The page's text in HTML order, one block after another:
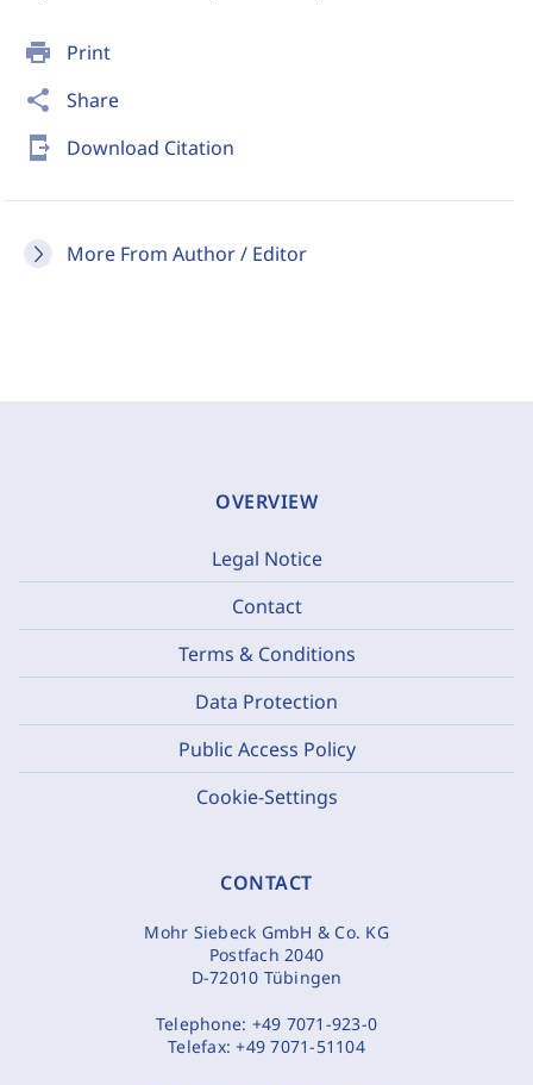
print Print
share Share
send_to_mobile Download Citation
More From Author / Editor
OVERVIEW
Legal Notice
Contact
Terms & Conditions
Data Protection
Public Access Policy
Cookie-Settings
CONTACT
Mohr Siebeck GmbH & Co. KG
Postfach 2040
D-72010 Tübingen
Telephone: +49 7071-923-0
Telefax:+49 7071-51104